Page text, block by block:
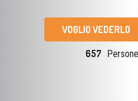
VOGLIO VEDERLO
657